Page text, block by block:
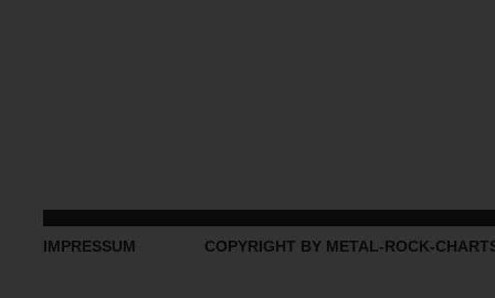
IMPRESSUM COPYRIGHT BY METAL-ROCK-